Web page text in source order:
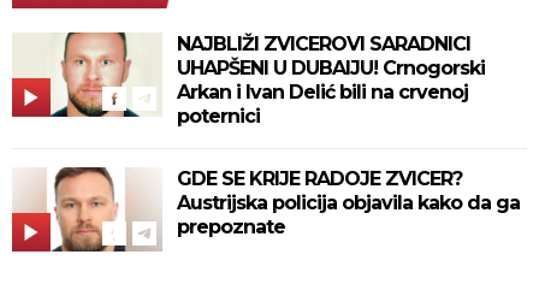
NAJBLIŽI ZVICEROVI SARADNICI
UHAPŠENI U DUBAIJU! Crnogorski
Arkan i Ivan Delić bili na crvenoj
poternici
GDE SE KRIJE RADOJE ZVICER?
Austrijska policija objavila kako da ga
prepoznate